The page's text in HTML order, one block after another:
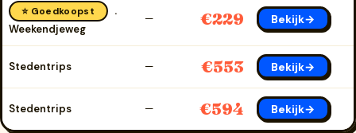
⭐ Goedkoopst
Weekendjeweg
— €229 Bekijk→
Stedentrips — €553 Bekijk→
Stedentrips — €594 Bekijk→